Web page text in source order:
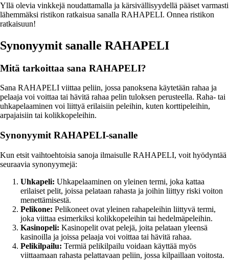
Yllä olevia vinkkejä noudattamalla ja kärsivällisyydellä pääset varmasti
lähemmäksi ristikon ratkaisua sanalla RAHAPELI. Onnea ristikon
ratkaisuun!
Synonyymit sanalle RAHAPELI
Mitä tarkoittaa sana RAHAPELI?
Sana RAHAPELI viittaa peliin, jossa panoksena käytetään rahaa ja
pelaaja voi voittaa tai hävitä rahaa pelin tuloksen perusteella. Raha- tai
uhkapelaaminen voi liittyä erilaisiin peleihin, kuten korttipeleihin,
arpajaisiin tai kolikkopeleihin.
Synonyymit RAHAPELI-sanalle
Kun etsit vaihtoehtoisia sanoja ilmaisulle RAHAPELI, voit hyödyntää
seuraavia synonyymejä:
Uhkapeli: Uhkapelaaminen on yleinen termi, joka kattaa
erilaiset pelit, joissa pelataan rahasta ja joihin liittyy riski voiton
menettämisestä.
Pelikone: Pelikoneet ovat yleinen rahapeleihin liittyvä termi,
joka viittaa esimerkiksi kolikkopeleihin tai hedelmäpeleihin.
Kasinopeli: Kasinopelit ovat pelejä, joita pelataan yleensä
kasinoilla ja joissa pelaaja voi voittaa tai hävitä rahaa.
Pelikilpailu: Termiä pelikilpailu voidaan käyttää myös
viittaamaan rahasta pelattavaan peliin, jossa kilpaillaan voitosta.